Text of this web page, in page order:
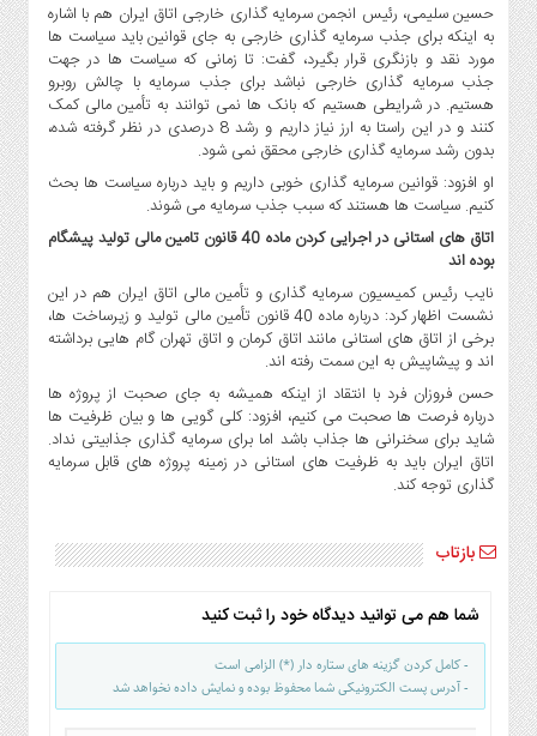
حسین سلیمی، رئیس انجمن سرمایه گذاری خارجی اتاق ایران هم با اشاره
به اینکه برای جذب سرمایه گذاری خارجی به جای قوانین باید سیاست ها
مورد نقد و بازنگری قرار بگیرد، گفت: تا زمانی که سیاست ها در جهت
جذب سرمایه گذاری خارجی نباشد برای جذب سرمایه با چالش روبرو
هستیم. در شرایطی هستیم که بانک ها نمی توانند به تأمین مالی کمک
کنند و در این راستا به ارز نیاز داریم و رشد 8 درصدی در نظر گرفته شده،
بدون رشد سرمایه گذاری خارجی محقق نمی شود.
او افزود: قوانین سرمایه گذاری خوبی داریم و باید درباره سیاست ها بحث
کنیم. سیاست ها هستند که سبب جذب سرمایه می شوند.
اتاق های استانی در اجرایی کردن ماده 40 قانون تامین مالی تولید پیشگام
بوده اند
نایب رئیس کمیسیون سرمایه گذاری و تأمین مالی اتاق ایران هم در این
نشست اظهار کرد: درباره ماده 40 قانون تأمین مالی تولید و زیرساخت ها،
برخی از اتاق های استانی مانند اتاق کرمان و اتاق تهران گام هایی برداشته
اند و پیشاپیش به این سمت رفته اند.
حسن فروزان فرد با انتقاد از اینکه همیشه به جای صحبت از پروژه ها
درباره فرصت ها صحبت می کنیم، افزود: کلی گویی ها و بیان ظرفیت ها
شاید برای سخنرانی ها جذاب باشد اما برای سرمایه گذاری جذابیتی نداد.
اتاق ایران باید به ظرفیت های استانی در زمینه پروژه های قابل سرمایه
گذاری توجه کند.
بازتاب
شما هم می توانید دیدگاه خود را ثبت کنید
- کامل کردن گزینه های ستاره دار (*) الزامی است
- آدرس پست الکترونیکی شما محفوظ بوده و نمایش داده نخواهد شد